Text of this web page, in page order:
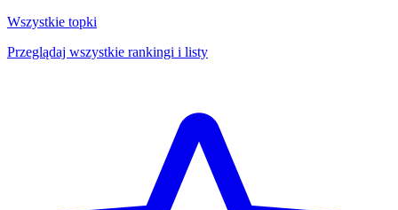
Wszystkie topki
Przeglądaj wszystkie rankingi i listy